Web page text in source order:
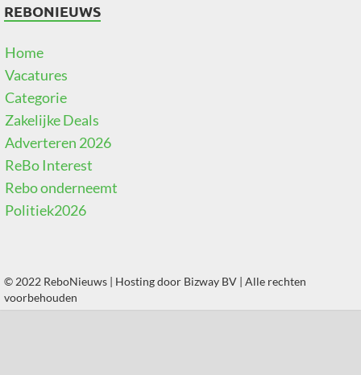
REBONIEUWS
Home
Vacatures
Categorie
Zakelijke Deals
Adverteren 2026
ReBo Interest
Rebo onderneemt
Politiek2026
© 2022 ReboNieuws | Hosting door Bizway BV | Alle rechten
voorbehouden